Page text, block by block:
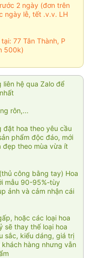
2 ngày (đơn trên
ngày lễ, tết .v.v. LH
77 Tân Thành, P
500k)
liên hệ qua Zalo để
rôn,...
đặt hoa theo yêu cầu
phẩm độc đáo, mới
đẹp theo mùa vừa ít
công bằng tay) Hoa
mẫu 90-95%-tùy
ảnh và cảm nhận cái
hoặc các loại hoa
sẽ thay thế loại hoa
sắc, kiểu dáng, giá trị
hàng nhưng vẫn